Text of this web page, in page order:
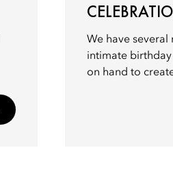
We have several
intimate
on hand to